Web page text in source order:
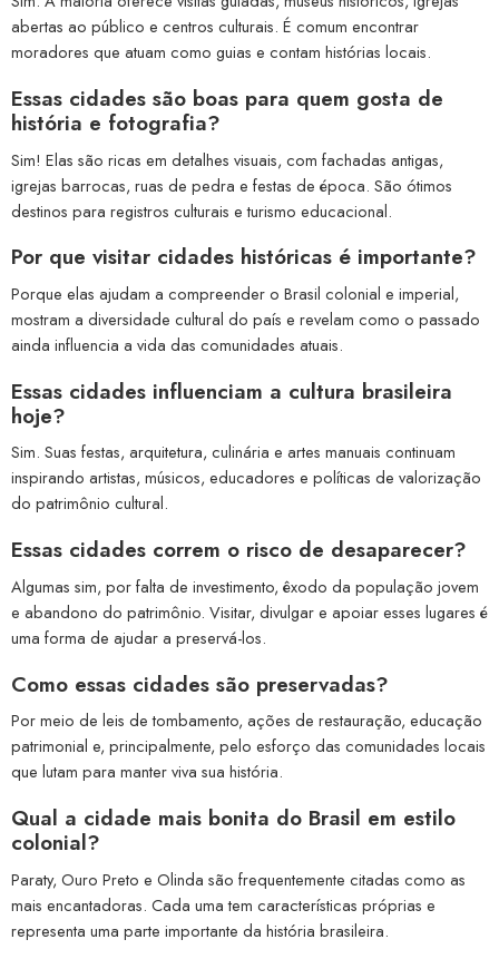
abertas ao público e centros culturais. É comum encontrar
moradores que atuam como guias e contam histórias locais.
Essas cidades são boas para quem gosta de
história e fotografia?
Sim! Elas são ricas em detalhes visuais, com fachadas antigas,
igrejas barrocas, ruas de pedra e festas de época. São ótimos
destinos para registros culturais e turismo educacional.
Por que visitar cidades históricas é importante?
Porque elas ajudam a compreender o Brasil colonial e imperial,
mostram a diversidade cultural do país e revelam como o passado
ainda influencia a vida das comunidades atuais.
Essas cidades influenciam a cultura brasileira
hoje?
Sim. Suas festas, arquitetura, culinária e artes manuais continuam
inspirando artistas, músicos, educadores e políticas de valorização
do patrimônio cultural.
Essas cidades correm o risco de desaparecer?
Algumas sim, por falta de investimento, êxodo da população jovem
e abandono do patrimônio. Visitar, divulgar e apoiar esses lugares é
uma forma de ajudar a preservá-los.
Como essas cidades são preservadas?
Por meio de leis de tombamento, ações de restauração, educação
patrimonial e, principalmente, pelo esforço das comunidades locais
que lutam para manter viva sua história.
Qual a cidade mais bonita do Brasil em estilo
colonial?
Paraty, Ouro Preto e Olinda são frequentemente citadas como as
mais encantadoras. Cada uma tem características próprias e
representa uma parte importante da história brasileira.